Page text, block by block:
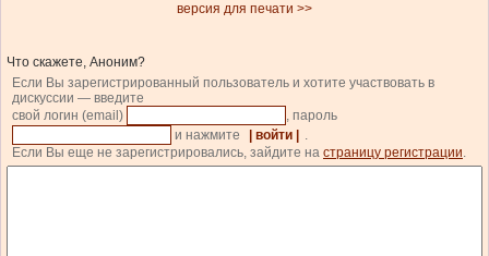
версия для печати >>
Что скажете, Аноним?
Если Вы зарегистрированный пользователь и хотите участвовать в
дискуссии — введите
свой логин (email)
, пароль
и нажмите
| войти |
.
Если Вы еще не зарегистрировались, зайдите на страницу регистрации.